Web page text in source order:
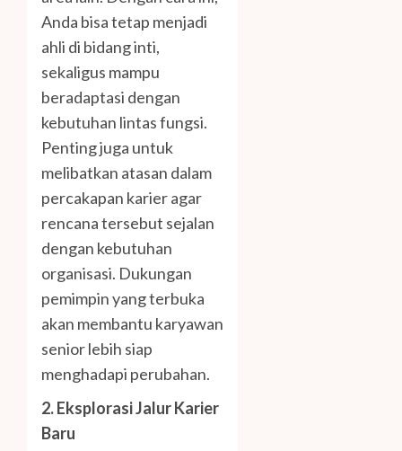
Anda bisa tetap menjadi
ahli di bidang inti,
sekaligus mampu
beradaptasi dengan
kebutuhan lintas fungsi.
Penting juga untuk
melibatkan atasan dalam
percakapan karier agar
rencana tersebut sejalan
dengan kebutuhan
organisasi. Dukungan
pemimpin yang terbuka
akan membantu karyawan
senior lebih siap
menghadapi perubahan.
2. Eksplorasi Jalur Karier
Baru